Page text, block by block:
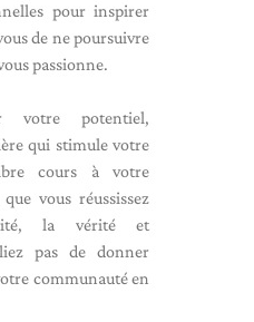
pour inspirer
de ne poursuivre
passionne.
votre potentiel,
qui stimule votre
cours à votre
vous réussissez
la vérité et
pas de donner
communauté en